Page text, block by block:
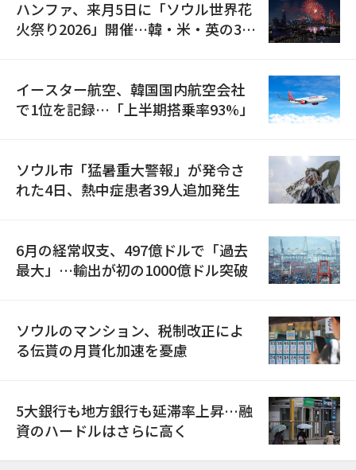
ハンファ、来月5日に「ソウル世界花
火祭り2026」開催…韓・米・英の3カ
イースター航空、韓国国内航空会社
で1位を記録…「上半期搭乗率93%」
ソウル市「猛暑重大警報」が発令さ
れた4日、熱中症患者39人追加発生
6月の経常収支、497億ドルで「過去
最大」…輸出が初の1000億ドル突破
ソウルのマンション、税制改正によ
る伝貰の月貰化加速を憂慮
5大銀行も地方銀行も延滞率上昇…融
資のハードルはさらに高く